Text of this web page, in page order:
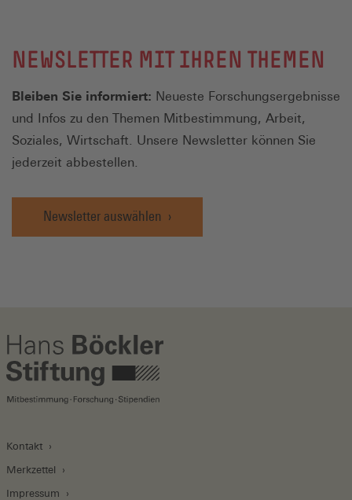
NEWSLETTER MIT IHREN THEMEN
Bleiben Sie informiert: Neueste Forschungsergebnisse
und Infos zu den Themen Mitbestimmung, Arbeit,
Soziales, Wirtschaft. Unsere Newsletter können Sie
jederzeit abbestellen.
Newsletter auswählen
Kontakt
Merkzettel
Impressum